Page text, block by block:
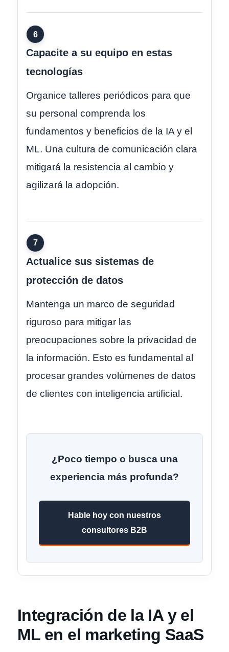
6
Capacite a su equipo en estas
tecnologías
Organice talleres periódicos para que
su personal comprenda los
fundamentos y beneficios de la IA y el
ML. Una cultura de comunicación clara
mitigará la resistencia al cambio y
agilizará la adopción.
7
Actualice sus sistemas de
protección de datos
Mantenga un marco de seguridad
riguroso para mitigar las
preocupaciones sobre la privacidad de
la información. Esto es fundamental al
procesar grandes volúmenes de datos
de clientes con inteligencia artificial.
¿Poco tiempo o busca una
experiencia más profunda?
Hable hoy con nuestros
consultores B2B
Integración de la IA y el
ML en el marketing SaaS